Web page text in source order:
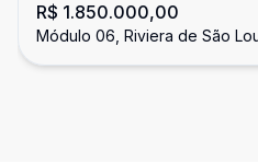
dormitórios, Riviera de
R$ 1.850.000,00
Módulo 06, Riviera de São